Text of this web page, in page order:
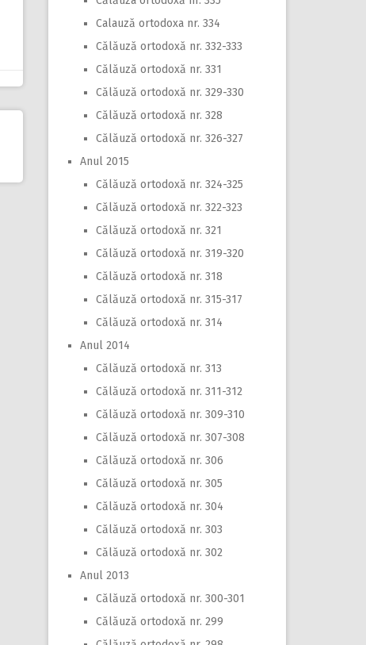
Calauză ortodoxa nr. 334
Călăuză ortodoxă nr. 332-333
Călăuză ortodoxă nr. 331
Călăuză ortodoxă nr. 329-330
Călăuză ortodoxă nr. 328
Călăuză ortodoxă nr. 326-327
Anul 2015
Călăuză ortodoxă nr. 324-325
Călăuză ortodoxă nr. 322-323
Călăuză ortodoxă nr. 321
Călăuză ortodoxă nr. 319-320
Călăuză ortodoxă nr. 318
Călăuză ortodoxă nr. 315-317
Călăuză ortodoxă nr. 314
Anul 2014
Călăuză ortodoxă nr. 313
Călăuză ortodoxă nr. 311-312
Călăuză ortodoxă nr. 309-310
Călăuză ortodoxă nr. 307-308
Călăuză ortodoxă nr. 306
Călăuză ortodoxă nr. 305
Călăuză ortodoxă nr. 304
Călăuză ortodoxă nr. 303
Călăuză ortodoxă nr. 302
Anul 2013
Călăuză ortodoxă nr. 300-301
Călăuză ortodoxă nr. 299